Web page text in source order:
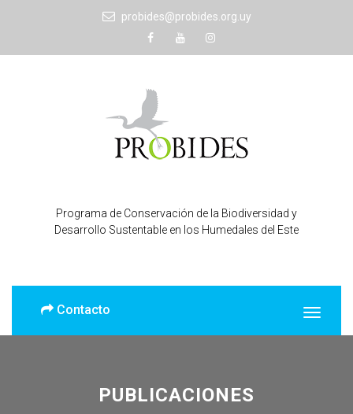
probides@probides.org.uy
Programa de Conservación de la Biodiversidad y
Desarrollo Sustentable en los Humedales del Este
Contacto
PUBLICACIONES